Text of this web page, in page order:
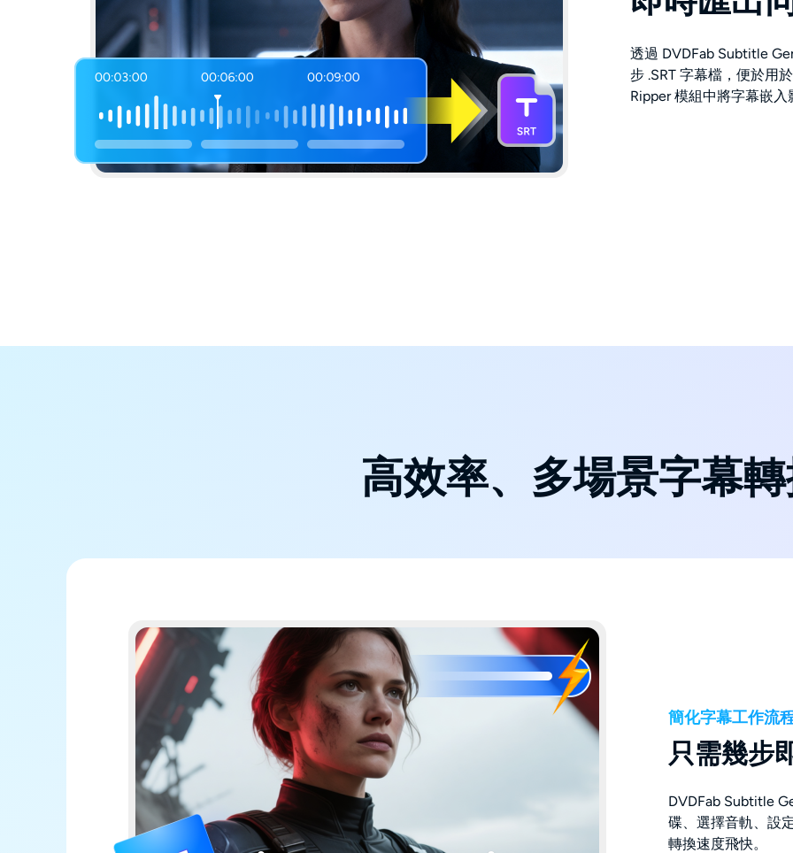
透過 DVDFab Subtitle
步 .SRT 字幕檔，便於用
Ripper 模組中將字幕嵌入
高效率、多場景字幕
簡化字幕工作流
只需幾步
DVDFab Subtitle
碟、選擇音軌、設
轉換速度飛快。